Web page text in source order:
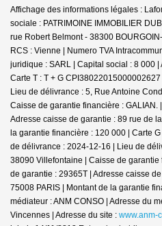
Affichage des informations légales :
sociale : PATRIMOINE IMMOBILIER
rue Robert Belmont - 38300
RCS : Vienne | Numero TVA
juridique : SARL | Capital social : 8 000
Carte T : T + G
Lieu de délivrance : 5, Rue Antoine
Caisse de garantie financière : GALIAN.
Adresse caisse de garantie : 89 rue de
la garantie financière : 120 000 | Carte
de délivrance : 2024-12-16 | Lieu de
38090 Villefontaine | Caisse de garantie
de garantie : 29365T | Adresse caisse
75008 PARIS | Montant de la garantie
médiateur : ANM CONSO | Adresse du
Vincennes | Adresse du site : www.anm-